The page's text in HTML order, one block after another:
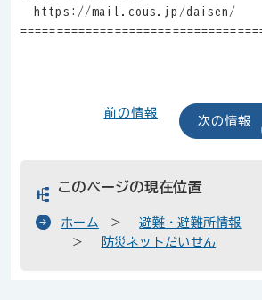
https://mail.cous.jp/daisen/
前の情報
次の情報
このページの現在位置
ホーム
避難・避難所情報
防災ネットだいせん